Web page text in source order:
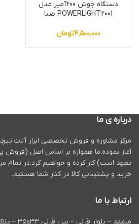
دستگاه جوش 200آمپر مدل
POWERLIGHT2001 صبا
۴,۵۰۰,۰۰۰تومان
درباره ی ما
آغاز نموده.ما همواره بر اساس اصل (فروش
تعهد است) کار کرده و خواهیم کرد.در تمام
خرید و پشتیبانی کالا در کنار شما هستیم.
ارتباط با ما
مشهد – بلوار قرنی – بین قرنی ۳۳و۳۵ – پلاک ۱۲۹۵